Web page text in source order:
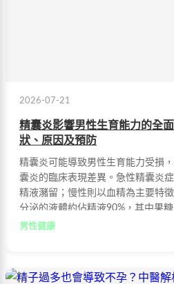
2026-07-21
精囊炎影響男性生育能力的全
狀、原因及預防
精囊炎可能導致男性生育能力受損
囊炎的臨床表現差異。急性精囊炎
精液瀦留；慢性則以血精為主要特
分泌的液體約佔精液90%，其中果
源，發炎時會減少分泌，進而影響
男性健康